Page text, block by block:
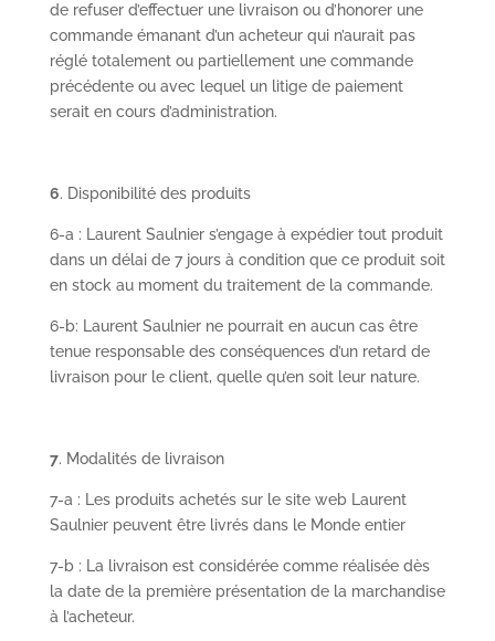
de refuser d’effectuer une livraison ou d’honorer une
commande émanant d’un acheteur qui n’aurait pas
réglé totalement ou partiellement une commande
précédente ou avec lequel un litige de paiement
serait en cours d’administration.
6. Disponibilité des produits
6-a : Laurent Saulnier s’engage à expédier tout produit
dans un délai de 7 jours à condition que ce produit soit
en stock au moment du traitement de la commande.
6-b: Laurent Saulnier ne pourrait en aucun cas être
tenue responsable des conséquences d’un retard de
livraison pour le client, quelle qu’en soit leur nature.
7. Modalités de livraison
7-a : Les produits achetés sur le site web Laurent
Saulnier peuvent être livrés dans le Monde entier
7-b : La livraison est considérée comme réalisée dès
la date de la première présentation de la marchandise
à l’acheteur.